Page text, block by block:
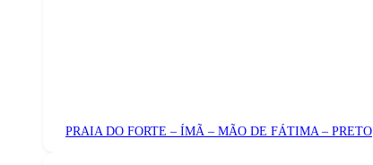
PRAIA DO FORTE – ÍMÃ – MÃO DE FÁTIMA – PRETO